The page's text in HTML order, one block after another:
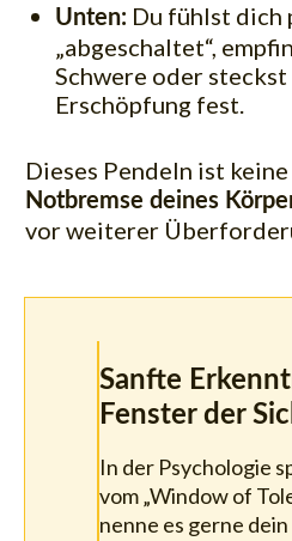
Unten: Du fühlst dich
„abgeschaltet“,
Schwere oder
Erschöpfung fest.
Dieses Pendeln ist
Notbremse deines
vor weiterer
Sanfte
Fenster der
In der Psychologie
vom „Window of
nenne es gerne dein